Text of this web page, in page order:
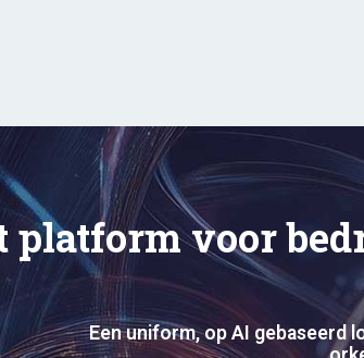
platform voor
Een uniform, op AI